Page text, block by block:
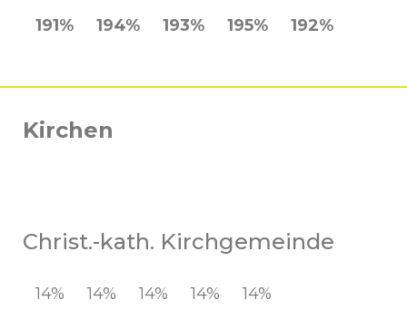
191% 194% 193% 195% 192%
Kirchen
Christ.-kath. Kirchgemeinde
14% 14% 14% 14% 14%